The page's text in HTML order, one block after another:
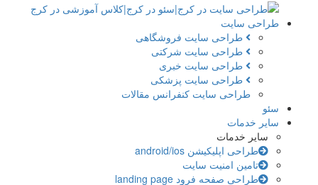
طراحی سایت
طراحی سایت فروشگاهی
طراحی سایت شرکتی
طراحی سایت خبری
طراحی سایت پزشکی
طراحی سایت کنفرانس مقالات
سئو
سایر خدمات
سایر خدمات
طراحی اپلیکیشن android/ios
تامین امنیت سایت
طراحی صفحه فرود landing page